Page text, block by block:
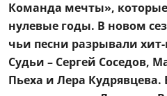
Команда мечты»,
нулевые годы. В новом
чьи песни разрывали хит-
Судьи – Сергей Соседов,
Пьеха и Лера Кудрявцева.